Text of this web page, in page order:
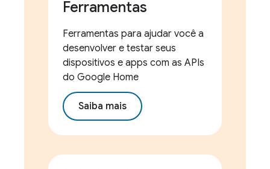
Ferramentas
Ferramentas para ajudar você a
desenvolver e testar seus
dispositivos e apps com as APIs
do Google Home
Saiba mais